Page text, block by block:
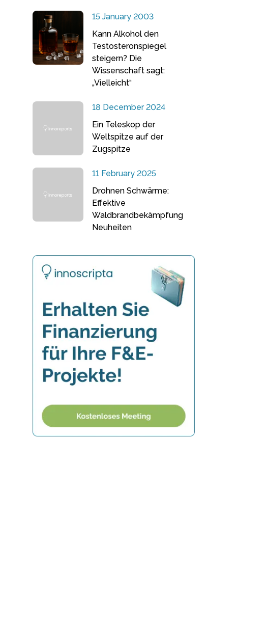
15 January 2003
Kann Alkohol den
Testosteronspiegel
steigern? Die
Wissenschaft sagt:
„Vielleicht“
18 December 2024
Ein Teleskop der
Weltspitze auf der
Zugspitze
11 February 2025
Drohnen Schwärme:
Effektive
Waldbrandbekämpfung
Neuheiten